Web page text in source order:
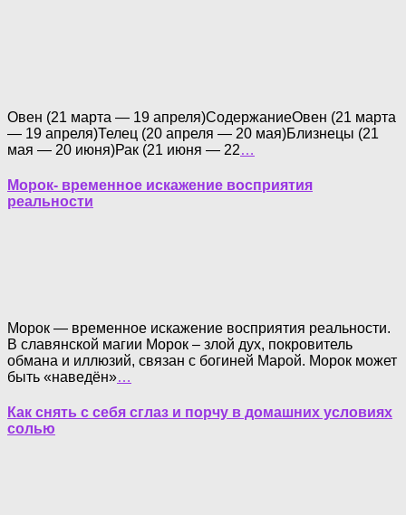
Овен (21 марта — 19 апреля)СодержаниеОвен (21 марта
— 19 апреля)Телец (20 апреля — 20 мая)Близнецы (21
мая — 20 июня)Рак (21 июня — 22…
Морок- временное искажение восприятия
реальности
Морок — временное искажение восприятия реальности.
В славянской магии Морок – злой дух, покровитель
обмана и иллюзий, связан с богиней Марой. Морок может
быть «наведён»…
Как снять с себя сглаз и порчу в домашних условиях
солью